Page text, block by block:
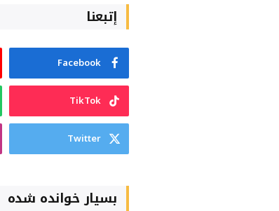
إتبعنا
Facebook
TikTok
Twitter
بسیار خوانده شده